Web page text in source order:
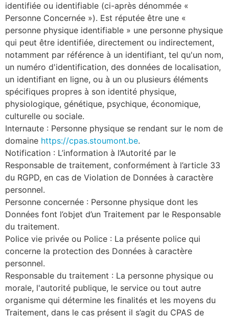
identifiée ou identifiable (ci-après dénommée «
Personne Concernée »). Est réputée être une «
personne physique identifiable » une personne physique
qui peut être identifiée, directement ou indirectement,
notamment par référence à un identifiant, tel qu'un nom,
un numéro d'identification, des données de localisation,
un identifiant en ligne, ou à un ou plusieurs éléments
spécifiques propres à son identité physique,
physiologique, génétique, psychique, économique,
culturelle ou sociale.
Internaute : Personne physique se rendant sur le nom de
domaine https://cpas.stoumont.be.
Notification : L’information à l’Autorité par le
Responsable de traitement, conformément à l’article 33
du RGPD, en cas de Violation de Données à caractère
personnel.
Personne concernée : Personne physique dont les
Données font l’objet d’un Traitement par le Responsable
du traitement.
Police vie privée ou Police : La présente police qui
concerne la protection des Données à caractère
personnel.
Responsable du traitement : La personne physique ou
morale, l'autorité publique, le service ou tout autre
organisme qui détermine les finalités et les moyens du
Traitement, dans le cas présent il s’agit du CPAS de